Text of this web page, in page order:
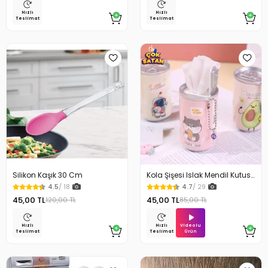
Hızlı
Teslimat
Hızlı
Teslimat
Silikon Kaşık 30 Cm
4.5/ 18
45,00 TL120,00 TL
Hızlı
Teslimat
Kola Şişesi Islak Mendil Kutusu
Çanta Süsü
4.7/ 29
45,00 TL85,00 TL
Hızlı
Teslimat
Videolu
Ürün